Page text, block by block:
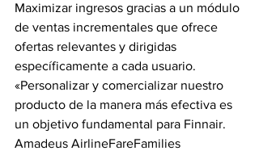
Maximizar ingresos gracias a un módulo
de ventas incrementales que ofrece
ofertas relevantes y dirigidas
específicamente a cada usuario.
«Personalizar y comercializar nuestro
producto de la manera más efectiva es
un objetivo fundamental para Finnair.
Amadeus AirlineFareFamilies